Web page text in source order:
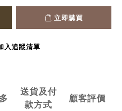
立即購買
入追蹤清單
送貨及付
款方式
顧客評價